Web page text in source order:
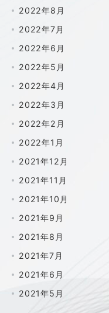
2022年8月
2022年7月
2022年6月
2022年5月
2022年4月
2022年3月
2022年2月
2022年1月
2021年12月
2021年11月
2021年10月
2021年9月
2021年8月
2021年7月
2021年6月
2021年5月